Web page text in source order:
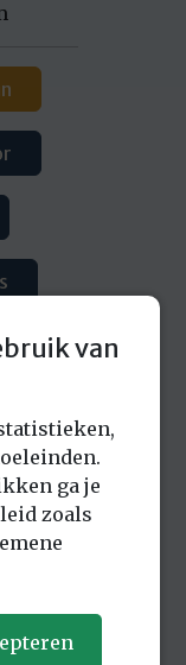
van
ga je
zoals